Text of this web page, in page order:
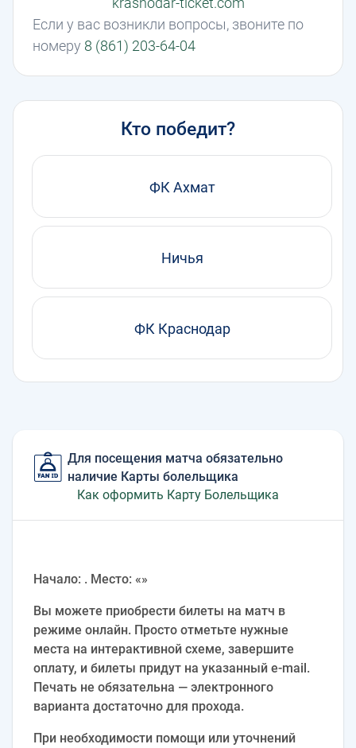
Если у вас возникли вопросы, звоните по
номеру 8 (861) 203-64-04
Кто победит?
ФК Ахмат
Ничья
ФК Краснодар
Для посещения матча обязательно
наличие Карты болельщика
Как оформить Карту Болельщика
Начало: . Место: «»
Вы можете приобрести билеты на матч в
режиме онлайн. Просто отметьте нужные
места на интерактивной схеме, завершите
оплату, и билеты придут на указанный e‑mail.
Печать не обязательна — электронного
варианта достаточно для прохода.
При необходимости помощи или уточнений